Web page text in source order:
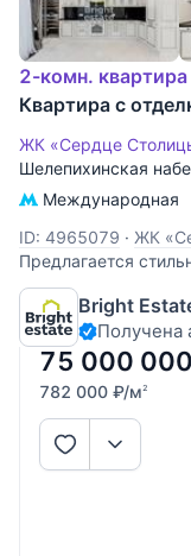
2-комн.
Квартира с
ЖК «Сердце
Шелепихинская
Международная
ID: 4965079 · ЖК
Предлагается
96 кв.м. в одном из
комплексов
пространство
эстетику, комфорт
Bright
Получена
75 000 000
782 000 ₽/м2